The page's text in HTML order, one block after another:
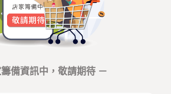
備資訊中，敬請期待 －